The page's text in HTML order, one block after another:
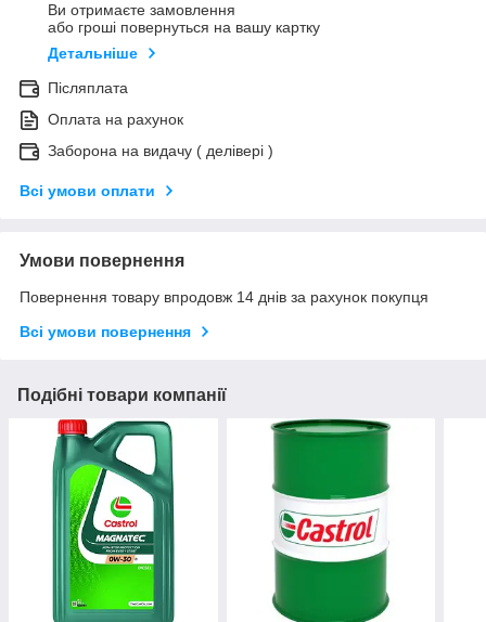
Ви отримаєте замовлення
або гроші повернуться на вашу картку
Детальніше
Післяплата
Оплата на рахунок
Заборона на видачу ( делівері )
Всі умови оплати
Умови повернення
Повернення товару впродовж 14 днів за рахунок покупця
Всі умови повернення
Подібні товари компанії